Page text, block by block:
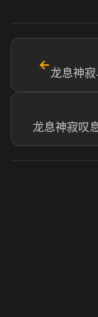
←
龙息神
龙息神寂叹